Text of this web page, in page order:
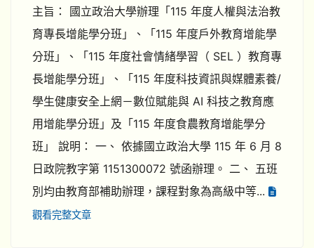
主旨： 國立政治大學辦理「115 年度人權與法治教
育專長增能學分班」、「115 年度戶外教育增能學
分班」、「115 年度社會情緒學習（ SEL ）教育專
長增能學分班」、「115 年度科技資訊與媒體素養/
學生健康安全上網－數位賦能與 AI 科技之教育應
用增能學分班」及「115 年度食農教育增能學分
班」 說明： 一、 依據國立政治大學 115 年 6 月 8
日政院教字第 1151300072 號函辦理。 二、 五班
別均由教育部補助辦理，課程對象為高級中等...
觀看完整文章